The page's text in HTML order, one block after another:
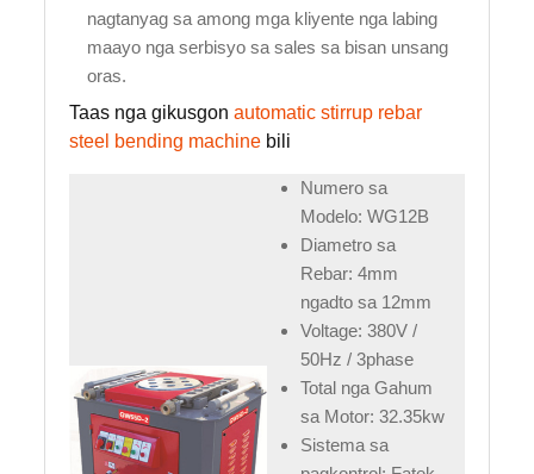
nagtanyag sa among mga kliyente nga labing
maayo nga serbisyo sa sales sa bisan unsang
oras.
Taas nga gikusgonautomatic stirrup rebar
steel bending machine bili
Numero sa
Modelo: WG12B
Diametro sa
Rebar: 4mm
ngadto sa 12mm
Voltage: 380V /
50Hz / 3phase
Total nga Gahum
sa Motor: 32.35kw
Sistema sa